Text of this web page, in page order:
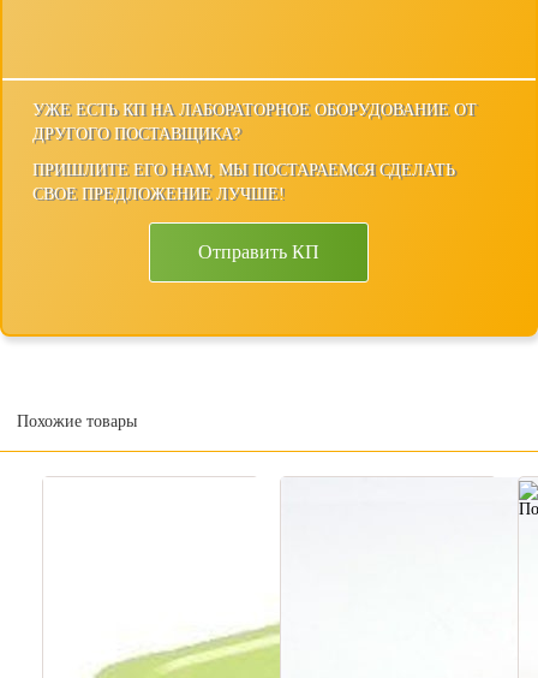
УЖЕ ЕСТЬ КП НА ЛАБОРАТОРНОЕ ОБОРУДОВАНИЕ ОТ
ДРУГОГО ПОСТАВЩИКА?
ПРИШЛИТЕ ЕГО НАМ, МЫ ПОСТАРАЕМСЯ СДЕЛАТЬ
СВОЕ ПРЕДЛОЖЕНИЕ ЛУЧШЕ!
Отправить КП
Похожие товары